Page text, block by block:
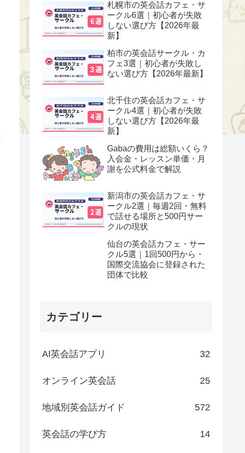
札幌市の英会話カフェ・サ
ークル6選｜初心者が失敗
しない選び方【2026年最
新】
柏市の英会話サークル・カ
フェ3選｜初心者が失敗し
ない選び方【2026年最新】
北千住の英会話カフェ・サ
ークル4選｜初心者が失敗
しない選び方【2026年最
新】
Gabaの費用は総額いくら？
入会金・レッスン単価・月
謝を公式料金で解説
新潟市の英会話カフェ・サ
ークル2選｜毎週2回・無料
で話せる場所と500円サー
クルの現状
仙台の英会話カフェ・サー
クル5選｜1回500円から・
国際交流協会に登録された
団体で比較
カテゴリー
AI英会話アプリ 32
オンライン英会話 25
地域別英会話ガイド 572
英会話の学び方 14